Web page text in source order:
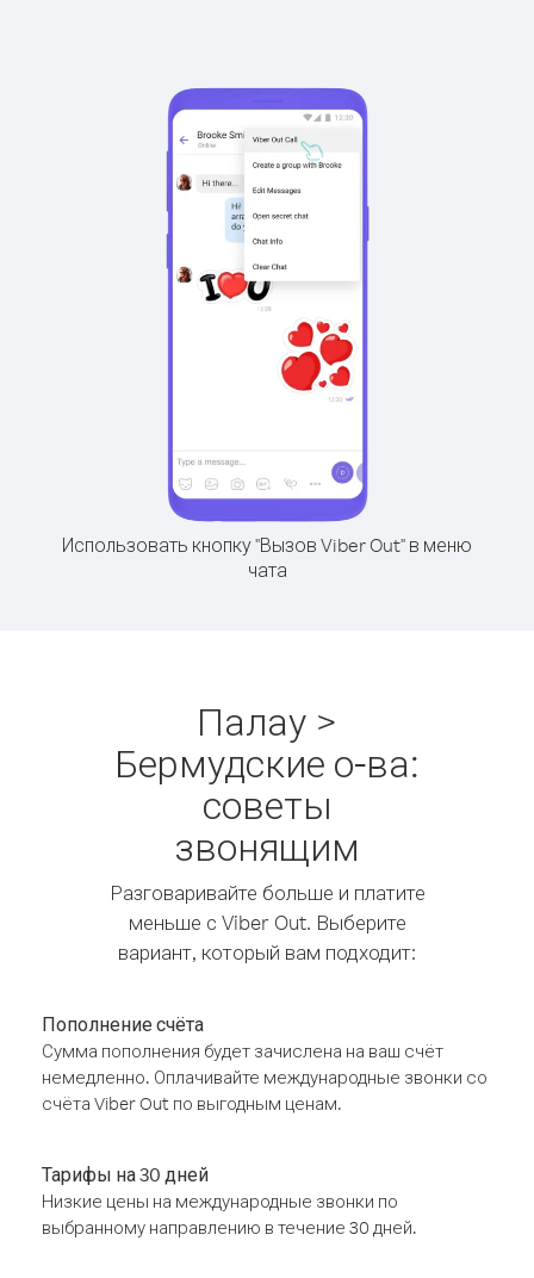
Использовать кнопку "Вызов Viber Out" в меню
чата
Палау >
Бермудские о-ва:
советы
звонящим
Разговаривайте больше и платите
меньше с Viber Out. Выберите
вариант, который вам подходит:
Пополнение счёта
Сумма пополнения будет зачислена на ваш счёт
немедленно. Оплачивайте международные звонки со
счёта Viber Out по выгодным ценам.
Тарифы на 30 дней
Низкие цены на международные звонки по
выбранному направлению в течение 30 дней.